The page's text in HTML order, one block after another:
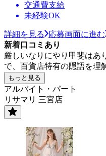
交通費支給
未経験OK
詳細を見る
応募画面に進む
新着口コミあり
厳しいなりにやり甲斐はあ
で、百貨店特有の隠語を理
もっと見る
アルバイト・パート
リサマリ 三宮店